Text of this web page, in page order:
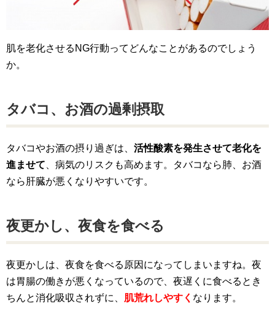
肌を老化させるNG行動ってどんなことがあるのでしょう
か。
タバコ、お酒の過剰摂取
タバコやお酒の摂り過ぎは、 活性酸素を発生させて老化を
進ませて 、病気のリスクも高めます。タバコなら肺、お酒
なら肝臓が悪くなりやすいです。
夜更かし、夜食を食べる
夜更かしは、夜食を食べる原因になってしまいますね。夜
は胃腸の働きが悪くなっているので、夜遅くに食べるとき
ちんと消化吸収されずに、 肌荒れしやすく なります。